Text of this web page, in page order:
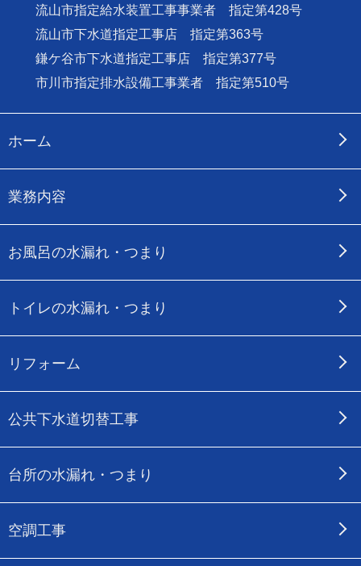
流山市指定給水装置工事事業者 指定第428号
流山市下水道指定工事店 指定第363号
鎌ケ谷市下水道指定工事店 指定第377号
市川市指定排水設備工事業者 指定第510号
ホーム
業務内容
お風呂の水漏れ・つまり
トイレの水漏れ・つまり
リフォーム
公共下水道切替工事
台所の水漏れ・つまり
空調工事